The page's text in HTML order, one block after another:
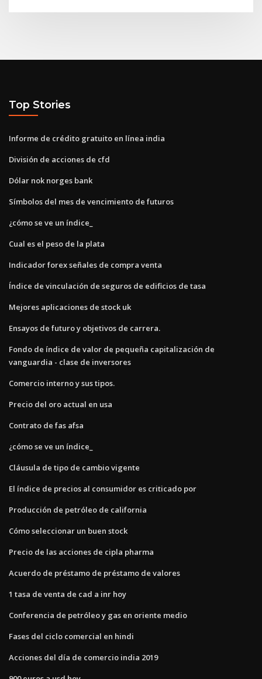
Top Stories
Informe de crédito gratuito en línea india
División de acciones de cfd
Dólar nok norges bank
Símbolos del mes de vencimiento de futuros
¿cómo se ve un índice_
Cual es el peso de la plata
Indicador forex señales de compra venta
Índice de vinculación de seguros de edificios de tasa
Mejores aplicaciones de stock uk
Ensayos de futuro y objetivos de carrera.
Fondo de índice de valor de pequeña capitalización de
vanguardia - clase de inversores
Comercio interno y sus tipos.
Precio del oro actual en usa
Contrato de fas afsa
¿cómo se ve un índice_
Cláusula de tipo de cambio vigente
El índice de precios al consumidor es criticado por
Producción de petróleo de california
Cómo seleccionar un buen stock
Precio de las acciones de cipla pharma
Acuerdo de préstamo de préstamo de valores
1 tasa de venta de cad a inr hoy
Conferencia de petróleo y gas en oriente medio
Fases del ciclo comercial en hindi
Acciones del día de comercio india 2019